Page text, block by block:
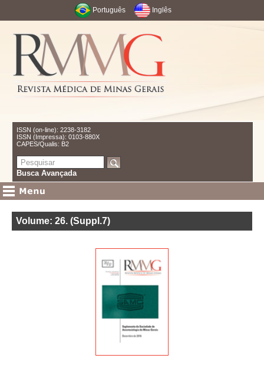
Português Inglês
ISSN (on-line): 2238-3182
ISSN (Impressa): 0103-880X
CAPES/Qualis: B2
Busca Avançada
Volume: 26. (Suppl.7)